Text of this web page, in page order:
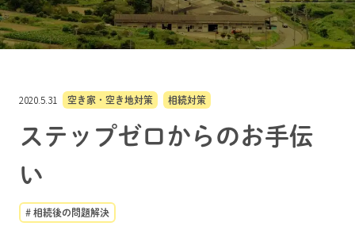
2020.5.31 空き家・空き地対策 相続対策
ステップゼロからのお手伝
い
# 相続後の問題解決